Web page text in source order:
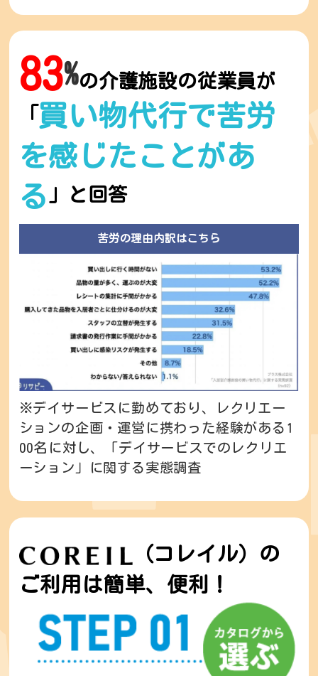
83%の介護施設の従業員が
買い物代行で苦労
を感じたことがあ
る
」と回答
苦労の理由内訳はこちら
※デイサービスに勤めており、レクリエー
ションの企画・運営に携わった経験がある1
00名に対し、「デイサービスでのレクリエ
ーション」に関する実態調査
（コレイル）の
ご利用は簡単、便利！